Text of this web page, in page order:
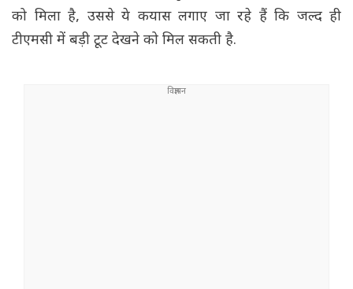
को मिला है, उससे ये कयास लगाए जा रहे हैं कि जल्द ही
टीएमसी में बड़ी टूट देखने को मिल सकती है.